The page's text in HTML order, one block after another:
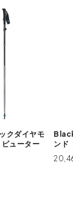
クダイヤモ
ューター
ンド